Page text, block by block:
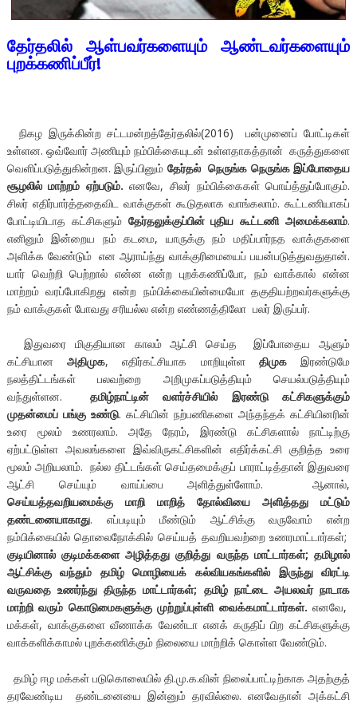
தேர்தலில் ஆள்பவர்களையும் ஆண்டவர்களையும்
புறக்கணிப்பீர்!
நிகழ இருக்கின்ற சட்டமன்றத்தேர்தலில்(2016) பன்முனைப் போட்டிகள்
உள்ளன. ஒவ்வோர் அணியும் நம்பிக்கையுடன் உள்ளதாகத்தான் கருத்துகளை
வெளிப்படுத்துகின்றன. இருப்பினும் தேர்தல் நெருங்க நெருங்க இப்போதைய
சூழலில் மாற்றம் ஏற்படும். எனவே, சிலர் நம்பிக்கைகள் பொய்த்துப்போகும்.
சிலர் எதிர்பார்த்ததைவிட வாக்குகள் கூடுதலாக வாங்கலாம். கூட்டணியாகப்
போட்டியிடாத கட்சிகளும் தேர்தலுக்குப்பின் புதிய கூட்டணி அமைக்கலாம்.
எனினும் இன்றைய நம் கடமை, யாருக்கு நம் மதிப்பார்நத வாக்குகளை
அளிக்க வேண்டும் என ஆராய்ந்து வாக்குரிமையைப் பயன்படுத்துவதுதான்.
யார் வெற்றி பெற்றால் என்ன என்ற புறக்கணிப்போ, நம் வாக்கால் என்ன
மாற்றம் வரப்போகிறது என்ற நம்பிக்கையின்மையோ தகுதியற்றவர்களுக்கு
நம் வாக்குகள் போவது சரியல்ல என்ற எண்ணத்திலோ பலர் இருப்பர்.
இதுவரை மிகுதியான காலம் ஆட்சி செய்த இப்போதைய ஆளும்
கட்சியானஅதிமுக, எதிர்கட்சியாக மாறியுள்ள திமுகஇரண்டுமே
நலத்திட்டங்கள் பலவற்றை அறிமுகப்படுத்தியும் செயல்படுத்தியும்
வந்துள்ளன. தமிழ்நாட்டின் வளர்ச்சியில் இரண்டு கட்சிகளுக்கும்
முதன்மைப் பங்கு உண்டு. கட்சியின் நற்பணிகளை அந்தந்தக் கட்சியினரின்
உரை மூலம் உணரலாம். அதே நேரம், இரண்டு கட்சிகளால் நாட்டிற்கு
ஏற்பட்டுள்ள அவலங்களை இவ்விருகட்சிகளின் எதிர்க்கட்சி குறித்த உரை
மூலம் அறியலாம். நல்ல திட்டங்கள் செய்தமைக்குப் பாராட்டித்தான் இதுவரை
ஆட்சி செய்யும் வாய்ப்பை அளித்துள்ளோம். ஆனால்,
செய்யத்தவறியமைக்கு மாறி மாறித் தோல்வியை அளித்தது மட்டும்
தண்டனையாகாது. எப்படியும் மீண்டும் ஆட்சிக்கு வருவோம் என்ற
நம்பிக்கையில் தொலைநோக்கில் செய்யத் தவறியவற்றை உணரமாட்டார்கள்;
குடியினால் குடிமக்களை அழித்தது குறித்து வருந்த மாட்டார்கள்; தமிழால்
ஆட்சிக்கு வந்தும் தமிழ் மொழியைக் கல்வியகங்களில் இருந்து விரட்டி
வருவதை உணர்ந்து திருந்த மாட்டார்கள்; தமிழ் நாட்டை அயலவர் நாடாக
மாற்றி வரும் கொடுமைகளுக்கு முற்றுப்புள்ளி வைக்கமாட்டார்கள். எனவே,
மக்கள், வாக்குகளை வீணாக்க வேண்டா எனக் கருதிப் பிற கட்சிகளுக்கு
வாக்களிக்காமல் புறக்கணிக்கும் நிலையை மாற்றிக் கொள்ள வேண்டும்.
தமிழ் ஈழ மக்கள் படுகொலையில் தி.மு.க.வின் நிலைப்பாட்டிற்காக அதற்குத்
தரவேண்டிய தண்டனையை இன்னும் தரவில்லை. எனவேதான் அக்கட்சி